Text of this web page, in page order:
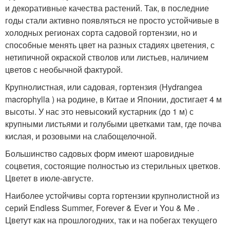
и декоративные качества растений. Так, в последние
годы стали активно появляться не просто устойчивые в
холодных регионах сор­та садовой гортензии, но и
способные менять цвет на разных стадиях цветения, с
нетипичной окраской стволов или листьев, наличием
цветов с необычной фактурой.
Крупнолистная, или садовая, гортензия (Hydrangea
macrophylla ) на родине, в Китае и Японии, достигает 4 м
высоты. У нас это невысокий кустарник (до 1 м) с
крупными листьями и голубыми цветками там, где почва
кислая, и розовыми на слабощелочной.
Большинство садовых форм имеют шаровидные
соцветия, состоящие полностью из стерильных цветков.
Цветет в июле-августе.
Наиболее устойчивы сор­та гортензии крупнолистной из
серий Endless Summer, Forever & Ever и You & Me .
Цветут как на прошлогодних, так и на побегах текущего